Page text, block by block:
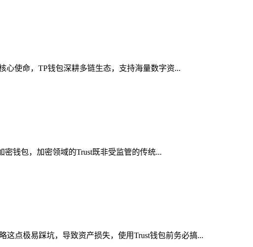
心使命，TP钱包深耕多链生态，支持海量数字资...
密钱包，加密领域的Trust既非受监管的传统...
点极易踩坑，导致资产损失，使用Trust钱包前务必搞...